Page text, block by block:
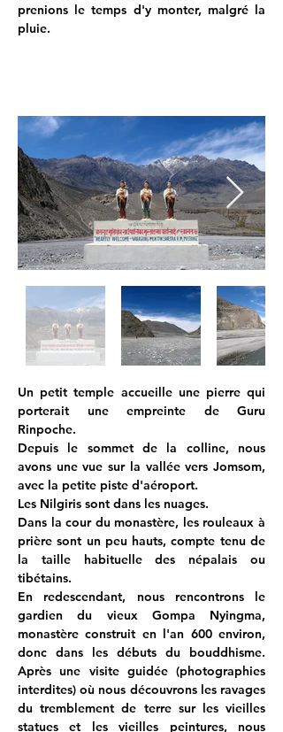
prenions le temps d'y monter, malgré la
pluie.
Un petit temple accueille une pierre qui
porterait une empreinte de Guru
Rinpoche.
Depuis le sommet de la colline, nous
avons une vue sur la vallée vers Jomsom,
avec la petite piste d'aéroport.
Les Nilgiris sont dans les nuages.
Dans la cour du monastère, les rouleaux à
prière sont un peu hauts, compte tenu de
la taille habituelle des népalais ou
tibétains.
En redescendant, nous rencontrons le
gardien du vieux Gompa Nyingma,
monastère construit en l'an 600 environ,
donc dans les débuts du bouddhisme.
Après une visite guidée (photographies
interdites) où nous découvrons les ravages
du tremblement de terre sur les vieilles
statues et les vieilles peintures, nous